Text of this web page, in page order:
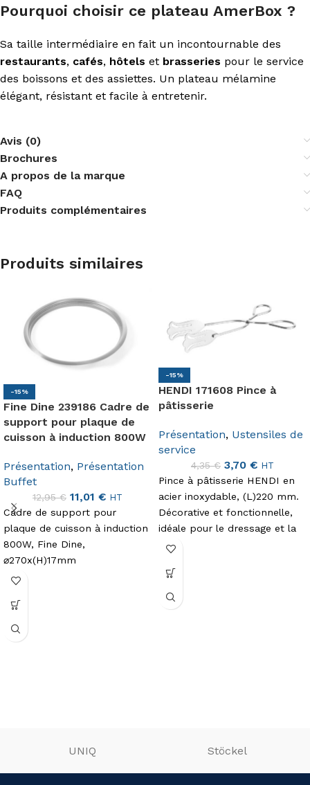
Pourquoi choisir ce plateau AmerBox ?
Sa taille intermédiaire en fait un incontournable des
restaurants, cafés, hôtels et brasseries pour le service
des boissons et des assiettes. Un plateau mélamine
élégant, résistant et facile à entretenir.
Avis (0)
Brochures
A propos de la marque
FAQ
Produits complémentaires
Produits similaires
-15%
Fine Dine 239186 Cadre de
support pour plaque de
cuisson à induction 800W
Présentation, Présentation
Buffet
12,95€ 11,01 € HT
Cadre de support pour
plaque de cuisson à induction
800W, Fine Dine,
⌀270x(H)17mm
-15%
HENDI 171608 Pince à
pâtisserie
Présentation, Ustensiles de
service
4,35€ 3,70 € HT
Pince à pâtisserie HENDI en
acier inoxydable, (L)220 mm.
Décorative et fonctionnelle,
idéale pour le dressage et la
présentation.
UNIQ Stöckel